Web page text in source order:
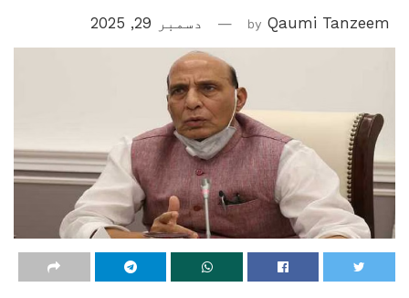
by Qaumi Tanzeem دسمبر 29, 2025